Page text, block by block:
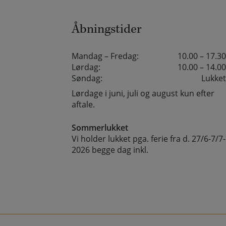
Åbningstider
Mandag – Fredag:
10.00 – 17.30
Lørdag:
10.00 – 14.00
Søndag:
Lukket
Lørdage i juni, juli og august kun efter
aftale.
Sommerlukket
Vi holder lukket pga. ferie fra d. 27/6-7/7-
2026 begge dag inkl.